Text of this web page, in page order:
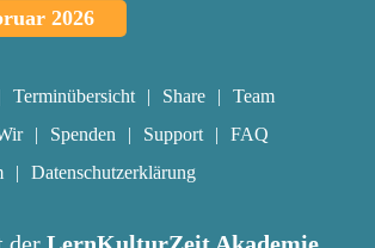
2026
Terminübersicht Share
Team
Spenden Support
FAQ
Datenschutzerklärung